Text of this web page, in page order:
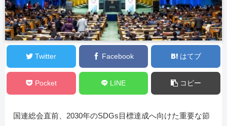
Twitter Facebook はてブ
Pocket LINE コピー
国連総会直前、2030年のSDGs目標達成へ向けた重要な節